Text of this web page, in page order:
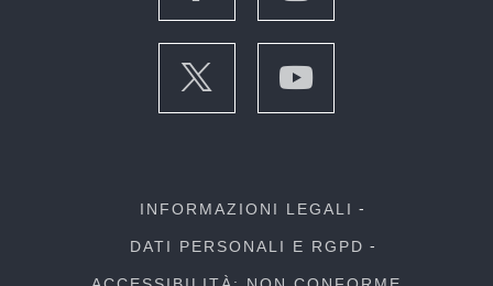
INFORMAZIONI LEGALI
DATI PERSONALI E RGPD